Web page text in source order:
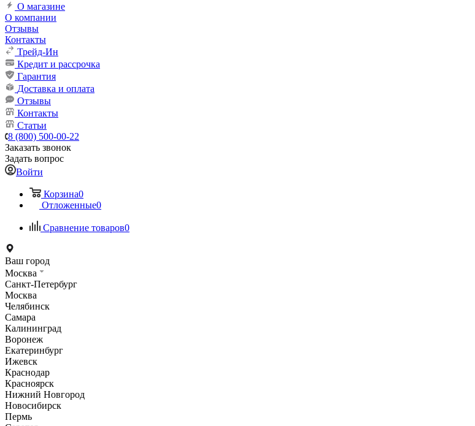
О магазине
О компании
Отзывы
Контакты
Трейд-Ин
Кредит и рассрочка
Гарантия
Доставка и оплата
Отзывы
Контакты
Статьи
8 (800) 500-00-22
Заказать звонок
Задать вопрос
Войти
Корзина0
Отложенные0
Сравнение товаров0
Ваш город
Москва
Санкт-Петербург
Москва
Челябинск
Самара
Калининград
Воронеж
Екатеринбург
Ижевск
Краснодар
Красноярск
Нижний Новгород
Новосибирск
Пермь